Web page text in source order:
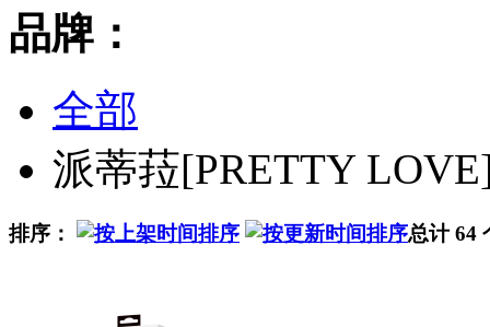
品牌：
全部
派蒂菈[PRETTY
排序： 总计 64